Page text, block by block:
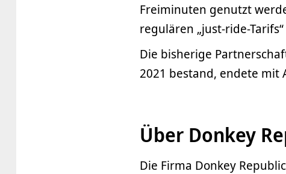
Freiminuten genutzt
regulären „just-ride-
Die bisherige
2021 bestand, endete mit
Über Donkey
Die Firma Donkey